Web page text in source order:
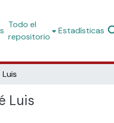
Todo el
repositorio
Estadísticas
Luis